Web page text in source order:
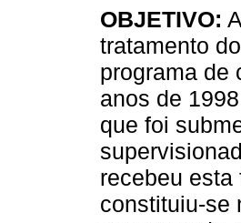
OBJETIVO:
tratamento
programa de
anos de
que foi
recebeu
constituiu-se